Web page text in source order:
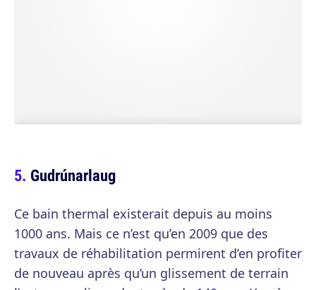
Gudrúnarlaug
Ce bain thermal existerait depuis au moins
1000 ans. Mais ce n’est qu’en 2009 que des
travaux de réhabilitation permirent d’en profiter
de nouveau après qu’un glissement de terrain